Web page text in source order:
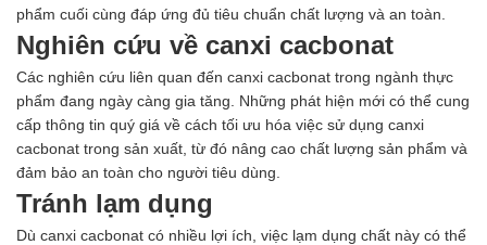
phẩm cuối cùng đáp ứng đủ tiêu chuẩn chất lượng và an toàn.
Nghiên cứu về canxi cacbonat
Các nghiên cứu liên quan đến canxi cacbonat trong ngành thực
phẩm đang ngày càng gia tăng. Những phát hiện mới có thể cung
cấp thông tin quý giá về cách tối ưu hóa việc sử dụng canxi
cacbonat trong sản xuất, từ đó nâng cao chất lượng sản phẩm và
đảm bảo an toàn cho người tiêu dùng.
Tránh lạm dụng
Dù canxi cacbonat có nhiều lợi ích, việc lạm dụng chất này có thể